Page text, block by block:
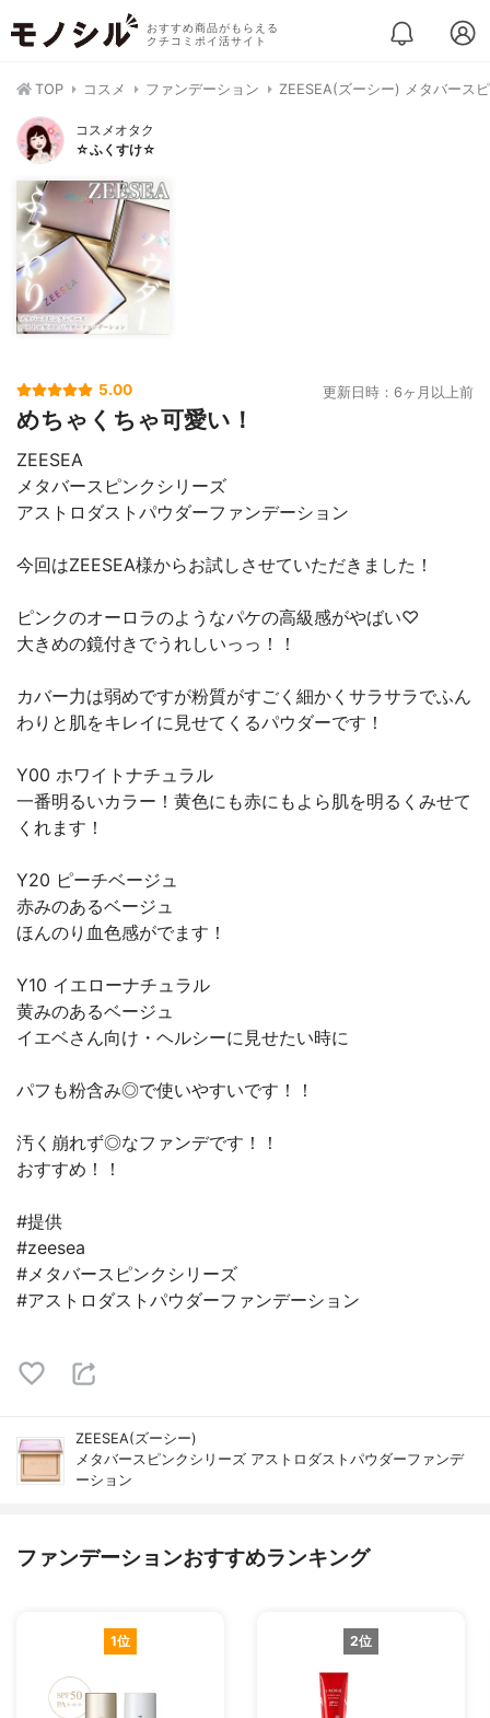
おすすめ商品がもらえる
クチコミポイ活サイト
TOP コスメ ファンデーション ZEESEA(ズーシー) メタバース
コスメオタク
☆ふくすけ☆
5.00 更新日時：6ヶ月以上前
めちゃくちゃ可愛い！
ZEESEA
メタバースピンクシリーズ
アストロダストパウダーファンデーション
今回はZEESEA様からお試しさせていただきました！
ピンクのオーロラのようなパケの高級感がやばい♡
大きめの鏡付きでうれしいっっ！！
カバー力は弱めですが粉質がすごく細かくサラサラでふん
わりと肌をキレイに見せてくるパウダーです！
Y00 ホワイトナチュラル
一番明るいカラー！黄色にも赤にもよら肌を明るくみせて
くれます！
Y20 ピーチベージュ
赤みのあるベージュ
ほんのり血色感がでます！
Y10 イエローナチュラル
黄みのあるベージュ
イエベさん向け・ヘルシーに見せたい時に
パフも粉含み◎で使いやすいです！！
汚く崩れず◎なファンデです！！
おすすめ！！
#提供
#zeesea
#メタバースピンクシリーズ
#アストロダストパウダーファンデーション
ZEESEA(ズーシー)
メタバースピンクシリーズ アストロダストパウダーファンデ
ーション
ファンデーションおすすめランキング
1位 2位